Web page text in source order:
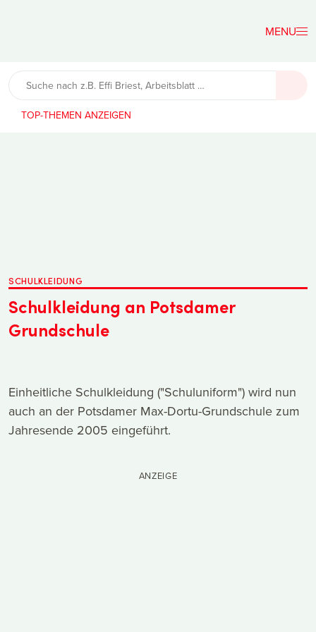
Lehrerfreund
TOP-THEMEN
SCHULKLEIDUNG
Schulkleidung an Potsdamer
Grundschule
Einheitliche Schulkleidung ("Schuluniform") wird nun
auch an der Potsdamer Max-Dortu-Grundschule zum
Jahresende 2005 eingeführt.
ANZEIGE